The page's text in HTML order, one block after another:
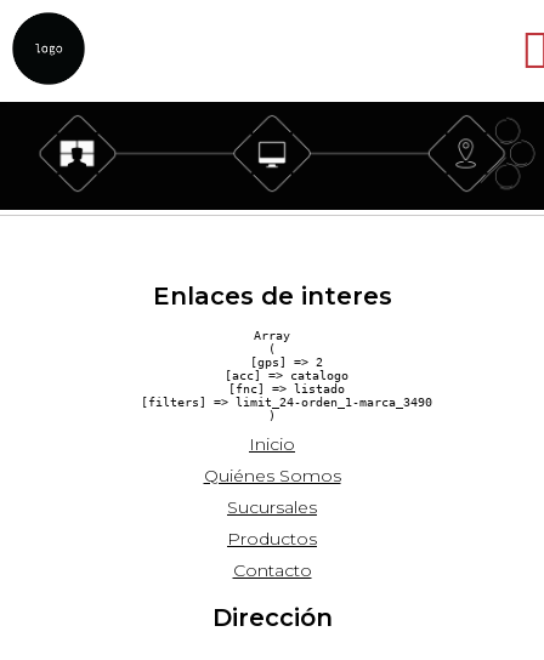
Enlaces de interes
Array
(
    [gps] => 2
    [acc] => catalogo
    [fnc] => listado
    [filters] => limit_24-orden_1-marca_3490
Inicio
Quiénes Somos
Sucursales
Productos
Contacto
Dirección